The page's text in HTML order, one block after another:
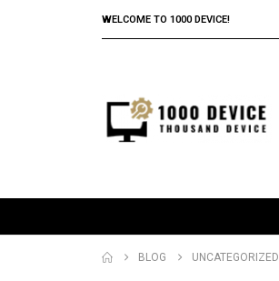
WELCOME TO 1000 DEVICE!
BLOG UNCATEGORIZED